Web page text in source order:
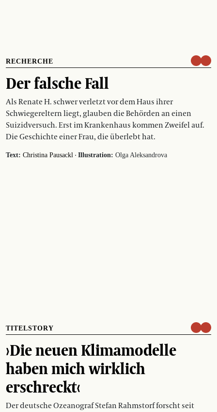
RECHERCHE
Der falsche Fall
Als Renate H. schwer verletzt vor dem Haus ihrer
Schwiegereltern liegt, glauben die Behörden an einen
Suizidversuch. Erst im Krankenhaus kommen Zweifel auf.
Die Geschichte einer Frau, die überlebt hat.
Text: Christina Pausackl · Illustration: Olga Aleksandrova
TITELSTORY
›Die neuen Klimamodelle
haben mich wirklich
erschreckt‹
Der deutsche Ozeanograf Stefan Rahmstorf forscht seit